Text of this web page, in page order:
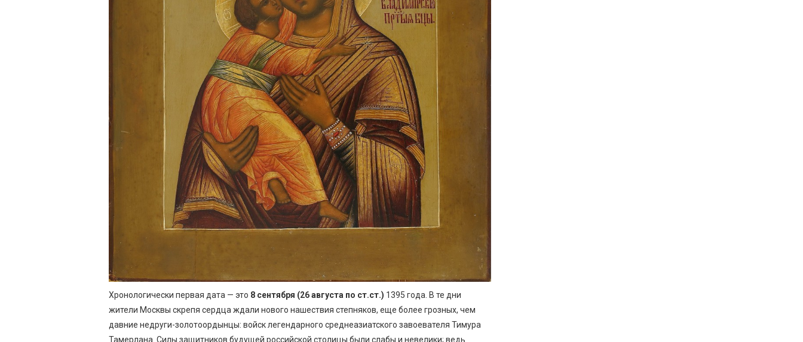
Хронологически первая дата — это 8 сентября (26 августа по ст.ст.) 1395 года. В те дни
жители Москвы скрепя сердца ждали нового нашествия степняков, еще более грозных, чем
давние недруги-золотоордынцы: войск легендарного среднеазиатского завоевателя Тимура
Тамерлана. Силы защитников будущей российской столицы были слабы и невелики; ведь